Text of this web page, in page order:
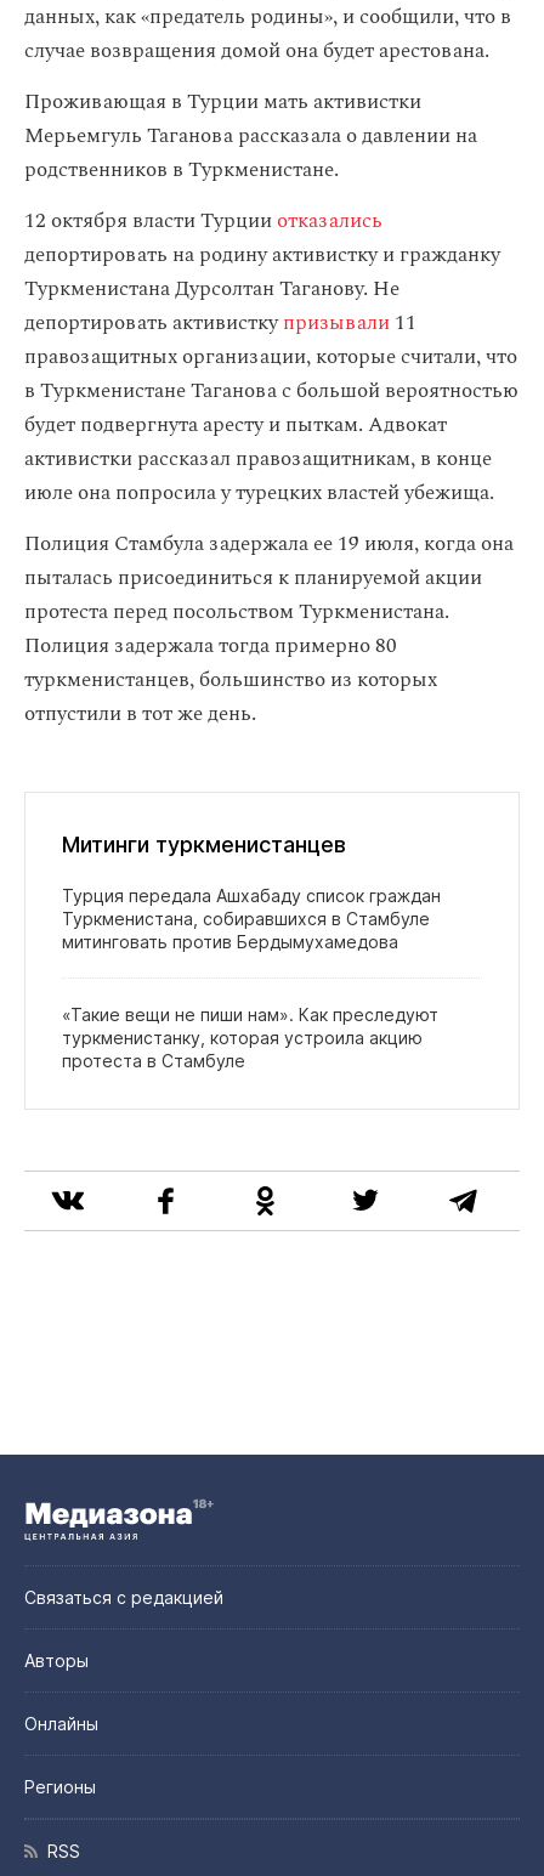
данных, как «предатель родины», и сообщили, что в
случае возвращения домой она будет арестована.
Проживающая в Турции мать активистки
Мерьемгуль Таганова рассказала о давлении на
родственников в Туркменистане.
12 октября власти Турцииотказались
депортировать на родину активистку и гражданку
Туркменистана Дурсолтан Таганову. Не
депортировать активисткупризывали11
правозащитных организации, которые считали, что
в Туркменистане Таганова с большой вероятностью
будет подвергнута аресту и пыткам. Адвокат
активистки рассказал правозащитникам, в конце
июле она попросила у турецких властей убежища.
Полиция Стамбула задержала ее 19 июля, когда она
пыталась присоединиться к планируемой акции
протеста перед посольством Туркменистана.
Полиция задержала тогда примерно 80
туркменистанцев, большинство из которых
отпустили в тот же день.
Митинги туркменистанцев
Турция передала Ашхабаду список граждан
Туркменистана, собиравшихся в Стамбуле
митинговать против Бердымухамедова
«Такие вещи не пиши нам». Как преследуют
туркменистанку, которая устроила акцию
протеста в Стамбуле
Связаться с редакцией
Авторы
Онлайны
Регионы
RSS